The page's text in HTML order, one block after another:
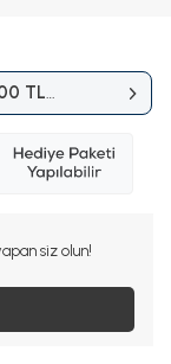
TL
siz olun!